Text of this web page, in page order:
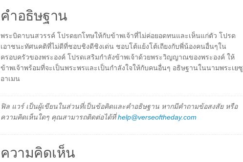
คำอธิษฐาน
พระบิดาบนสวรรค์ โปรดยกโทษให้กับข้าพเจ้าที่ไม่ค่อยอดทนและเห็นแก่ตัว โปรด
เอาชนะทัศนคติที่ไม่ดีที่ชอบชิงดีชิงเด่น ชอบโต้แย้งโต้เถียงกับพี่น้องคนอื่นๆใน
ครอบครัวของพระองค์ โปรดเสริมกำลังข้าพเจ้าด้วยพระวิญญาณของพระองค์ ให้
ข้าพเจ้าพร้อมที่จะเป็นพระพรและเป็นกำลังใจให้กับคนอื่นๆ อธิษฐานในนามพระเยซู
อาเมน
ฟิล แวร์ เป็นผู้เขียนในส่วนที่เป็นข้อคิดและคำอธิษฐาน หากมีคำถามข้อสงสัย หรือ
ความคิดเห็นใดๆ คุณสามารถติดต่อได้ที่help@verseoftheday.com
ความคิดเห็น